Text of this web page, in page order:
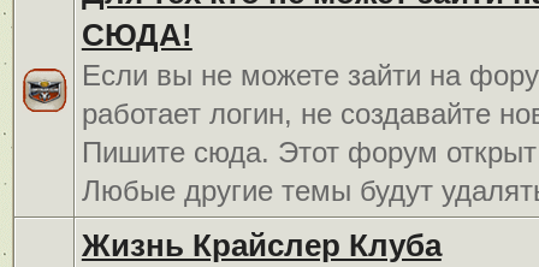
СЮДА!
Если вы не можете зайти на
работает логин, не создавайте
Пишите сюда. Этот форум открыт
Любые другие темы будут
Жизнь Крайслер Клуба